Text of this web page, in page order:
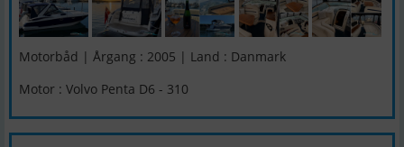
Motorbåd | Årgang : 2005 | Land : Danmark
Motor : Volvo Penta D6 - 310